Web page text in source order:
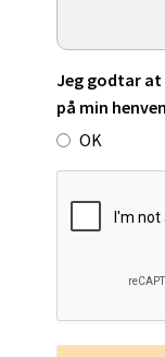
Jeg godtar
på min
OK